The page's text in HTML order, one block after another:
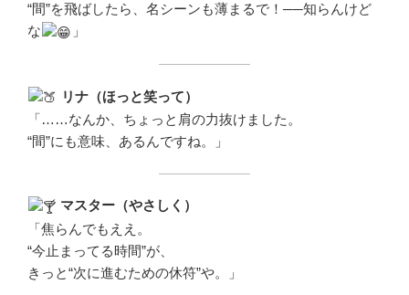
“間”を飛ばしたら、名シーンも薄まるで！──知らんけど
な
」
リナ（ほっと笑って）
「……なんか、ちょっと肩の力抜けました。
“間”にも意味、あるんですね。」
マスター（やさしく）
「焦らんでもええ。
“今止まってる時間”が、
きっと“次に進むための休符”や。」